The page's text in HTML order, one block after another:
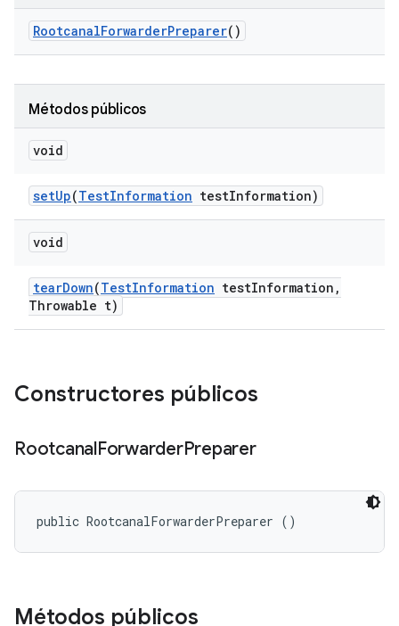
RootcanalForwarderPreparer()
Métodos públicos
void
setUp(TestInformation testInformation)
void
tearDown(TestInformation testInformation ,
Throwable t)
Constructores públicos
RootcanalForwarderPreparer
public RootcanalForwarderPreparer ()
Métodos públicos